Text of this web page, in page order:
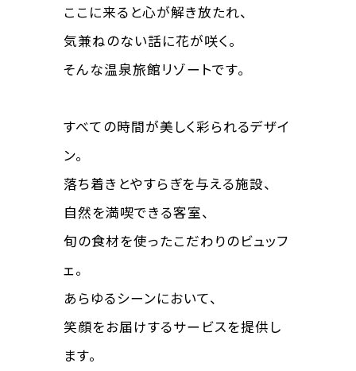
ここに来ると心が解き放たれ、
気兼ねのない話に花が咲く。
そんな温泉旅館リゾートです。
すべての時間が美しく彩られるデザイ
ン。
落ち着きとやすらぎを与える施設、
自然を満喫できる客室、
旬の食材を使ったこだわりのビュッフ
ェ。
あらゆるシーンにおいて、
笑顔をお届けするサービスを提供し
ます。